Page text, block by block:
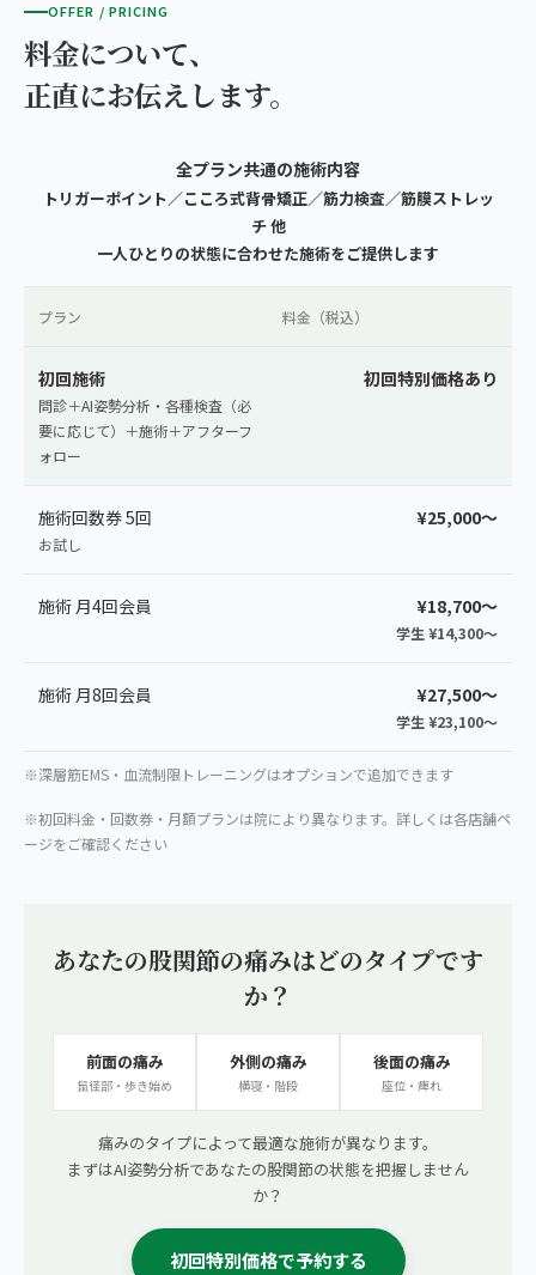
OFFER / PRICING
料金について、
正直にお伝えします。
全プラン共通の施術内容
トリガーポイント／こころ式背骨矯正／筋力検査／筋膜ストレッ
チ 他
一人ひとりの状態に合わせた施術をご提供します
プラン 料金（税込）
初回施術
問診＋AI姿勢分析・各種検査（必
要に応じて）＋施術＋アフターフ
ォロー
初回特別価格あり
施術回数券 5回
お試し
¥25,000〜
施術 月4回会員 ¥18,700〜
学生 ¥14,300〜
施術 月8回会員 ¥27,500〜
学生 ¥23,100〜
※深層筋EMS・血流制限トレーニングはオプションで追加できます
※初回料金・回数券・月額プランは院により異なります。詳しくは各店舗ペ
ージをご確認ください
あなたの股関節の痛みはどのタイプです
か？
前面の痛み
鼠径部・歩き始め
外側の痛み
横寝・階段
後面の痛み
座位・痺れ
痛みのタイプによって最適な施術が異なります。
まずはAI姿勢分析であなたの股関節の状態を把握しません
か？
初回特別価格で予約する